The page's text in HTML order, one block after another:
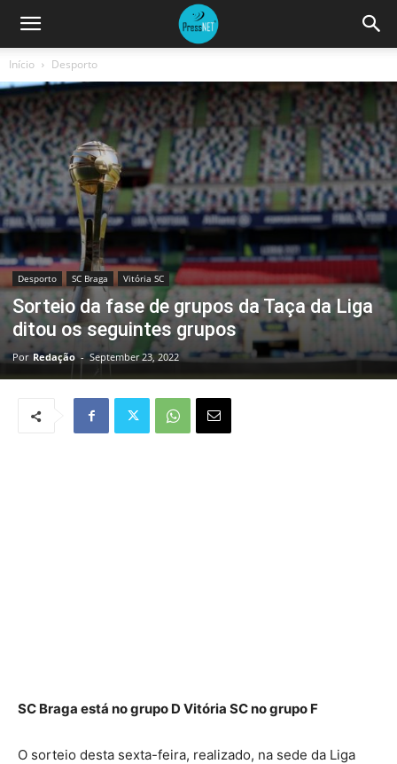
Início Desporto
Desporto SC Braga Vitória SC
Sorteio da fase de grupos da Taça da Liga
ditou os seguintes grupos
Por Redação - September 23, 2022
SC Braga está no grupo D Vitória SC no grupo F
O sorteio desta sexta-feira, realizado, na sede da Liga